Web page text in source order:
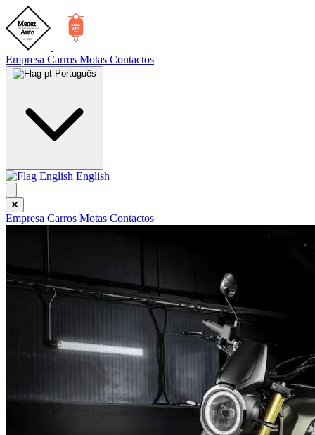
Empresa Carros Motas Contactos
Português
English
Empresa Carros Motas Contactos